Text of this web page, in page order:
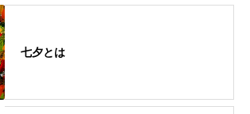
七夕とは